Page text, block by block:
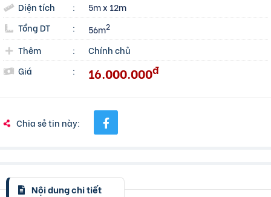
Diện tích
:
5m x 12m
Tổng DT
: 56m2
Thêm :
Chính chủ
Giá
: 16.000.000đ
Chia sẻ tin này:
Nội dung chi tiết